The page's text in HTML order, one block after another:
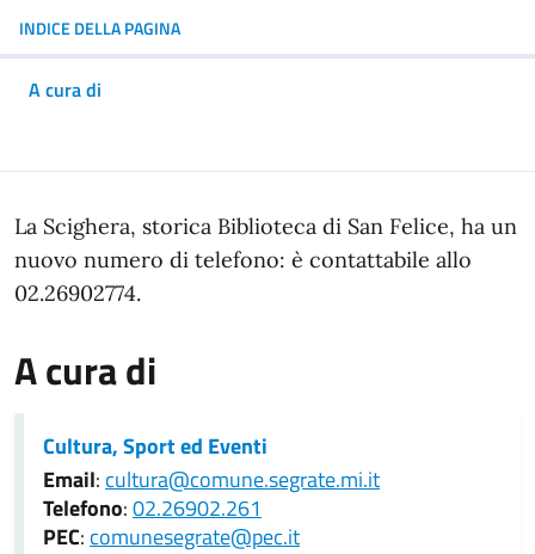
INDICE DELLA PAGINA
A cura di
In dettaglio
La Scighera, storica Biblioteca di San Felice, ha un
nuovo numero di telefono: è contattabile allo
02.26902774.
A cura di
Cultura, Sport ed Eventi
Email: cultura@comune.segrate.mi.it
Telefono:02.26902.261
PEC: comunesegrate@pec.it